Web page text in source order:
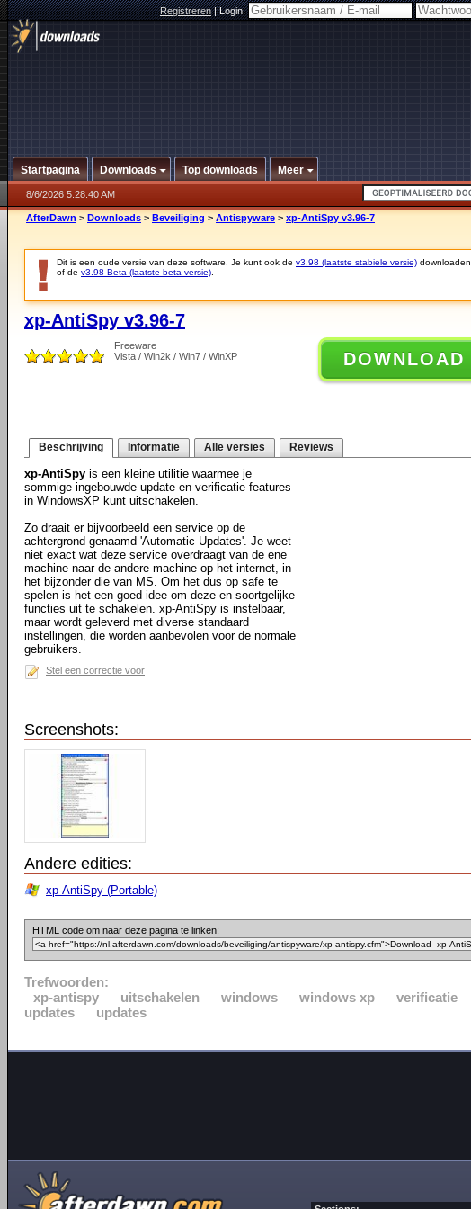
Registreren|Login:
Startpagina Downloads Top downloads Meer
8/6/2026 5:28:40 AM
AfterDawn > Downloads > Beveiliging > Antispyware > xp-AntiSpy v3.96-7
Dit is een oude versie van deze software. Je kunt ook de v3.98 (laatste stabiele versie) downloaden.
of de v3.98 Beta (laatste beta versie)
xp-AntiSpy v3.96-7
Freeware
Vista / Win2k / Win7 / WinXP
DOWNLOAD
Beschrijving Informatie Alle versies Reviews
xp-AntiSpy is een kleine utilitie waarmee je
sommige ingebouwde update en verificatie features
in WindowsXP kunt uitschakelen.
Zo draait er bijvoorbeeld een service op de
achtergrond genaamd 'Automatic Updates'. Je weet
niet exact wat deze service overdraagt van de ene
machine naar de andere machine op het internet, in
het bijzonder die van MS. Om het dus op safe te
spelen is het een goed idee om deze en soortgelijke
functies uit te schakelen. xp-AntiSpy is instelbaar,
maar wordt geleverd met diverse standaard
instellingen, die worden aanbevolen voor de normale
gebruikers.
Stel een correctie voor
Screenshots:
Andere edities:
xp-AntiSpy (Portable)
HTML code om naar deze pagina te linken:
Trefwoorden:
xp-antispy
uitschakelen windows windows xp verificatie
updates
updates